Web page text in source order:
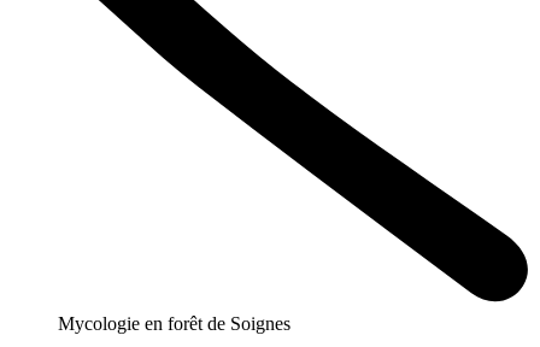
Mycologie en forêt de Soignes